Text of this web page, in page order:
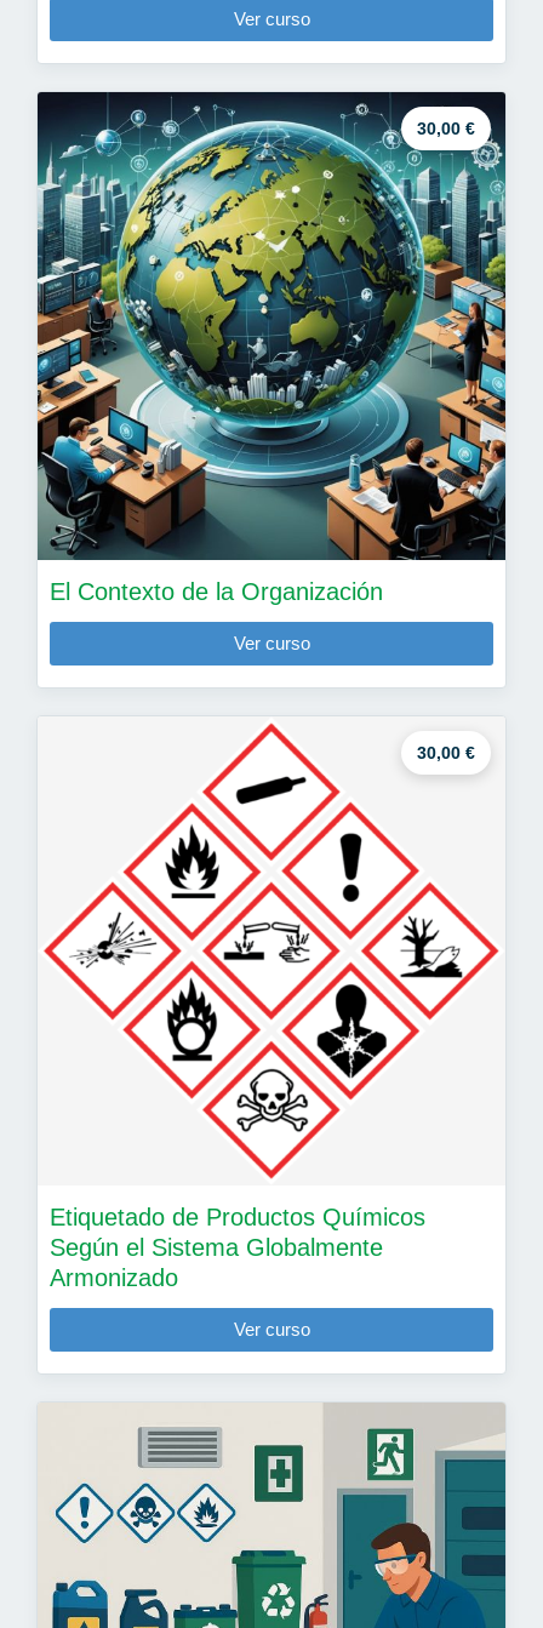
Ver curso
30,00 €
El Contexto de la Organización
Ver curso
30,00 €
Etiquetado de Productos Químicos
Según el Sistema Globalmente
Armonizado
Ver curso